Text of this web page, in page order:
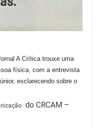
A Crítica trouxe uma
física, com a entrevista
esclarecendo sobre o
do CRCAM –